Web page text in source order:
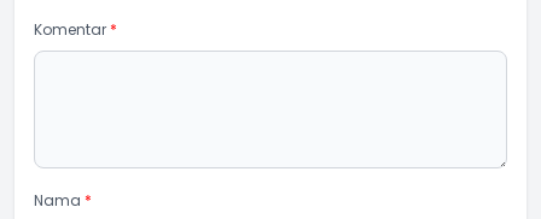
Komentar *
Nama *